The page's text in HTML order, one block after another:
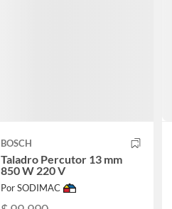
BOSCH
Taladro Percutor 13 mm
850 W 220 V
Por SODIMAC